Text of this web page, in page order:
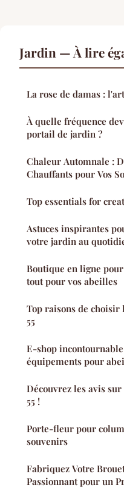
Jardin — À lire
La rose de damas :
À quelle fréquence
portail de jardin ?
Chaleur Automnale :
Chauffants pour Vos
Top essentials for
Astuces inspirantes
votre jardin au
Boutique en ligne
tout pour vos abeilles
Top raisons de
55
E-shop
équipements pour
Découvrez les avis
55 !
Porte-fleur pour
souvenirs
Fabriquez Votre
Passionnant pour un